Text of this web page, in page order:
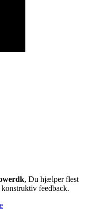
, Du hjælper flest
feedback.